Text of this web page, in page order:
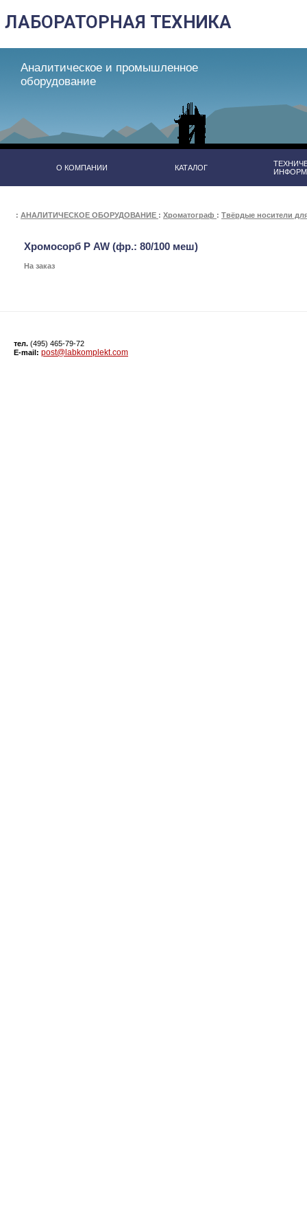
Аналитическое и промышленное
оборудование
О КОМПАНИИ КАТАЛОГ
: АНАЛИТИЧЕСКОЕ ОБОРУДОВАНИЕ : Хроматограф : Твёрдые носители
Хромосорб Р AW (фр.: 80/100 меш)
На заказ
тел. (495) 465-79-72
E-mail: post@labkomplekt.com